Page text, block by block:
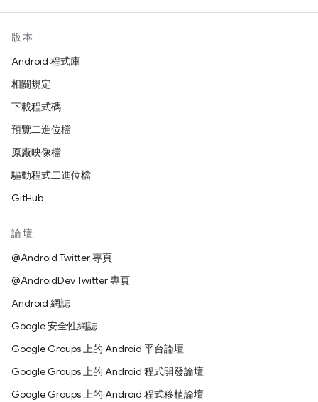
版本
Android 程式庫
相關規定
下載程式碼
預覽二進位檔
原廠映像檔
驅動程式二進位檔
GitHub
論壇
@Android Twitter 專頁
@AndroidDev Twitter 專頁
Android 網誌
Google 安全性網誌
Google Groups 上的 Android 平台論壇
Google Groups 上的 Android 程式開發論壇
Google Groups 上的 Android 程式移植論壇